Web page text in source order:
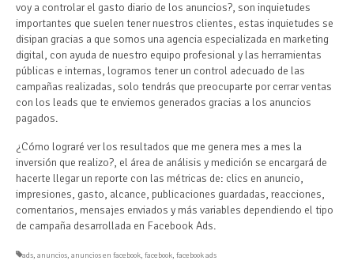
voy a controlar el gasto diario de los anuncios?, son inquietudes
importantes que suelen tener nuestros clientes, estas inquietudes se
disipan gracias a que somos una agencia especializada en marketing
digital, con ayuda de nuestro equipo profesional y las herramientas
públicas e internas, logramos tener un control adecuado de las
campañas realizadas, solo tendrás que preocuparte por cerrar ventas
con los leads que te enviemos generados gracias a los anuncios
pagados.
¿Cómo lograré ver los resultados que me genera mes a mes la
inversión que realizo?, el área de análisis y medición se encargará de
hacerte llegar un reporte con las métricas de: clics en anuncio,
impresiones, gasto, alcance, publicaciones guardadas, reacciones,
comentarios, mensajes enviados y más variables dependiendo el tipo
de campaña desarrollada en Facebook Ads.
ads, anuncios, anuncios en facebook, facebook, facebook ads